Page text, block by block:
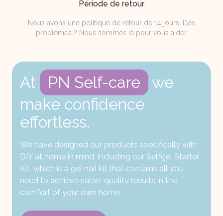
Période de retour
Nous avons une politique de retour de 14 jours. Des
problèmes ? Nous sommes là pour vous aider.
At PN Self-care
we
make confidence
effortless.
We have designed our products specifically with
DIY at home in mind, including our Selfgel Starter
Kit, which is a gel nail kit that contains all you
need to achieve salon-quality results in the
comfort of your own home.